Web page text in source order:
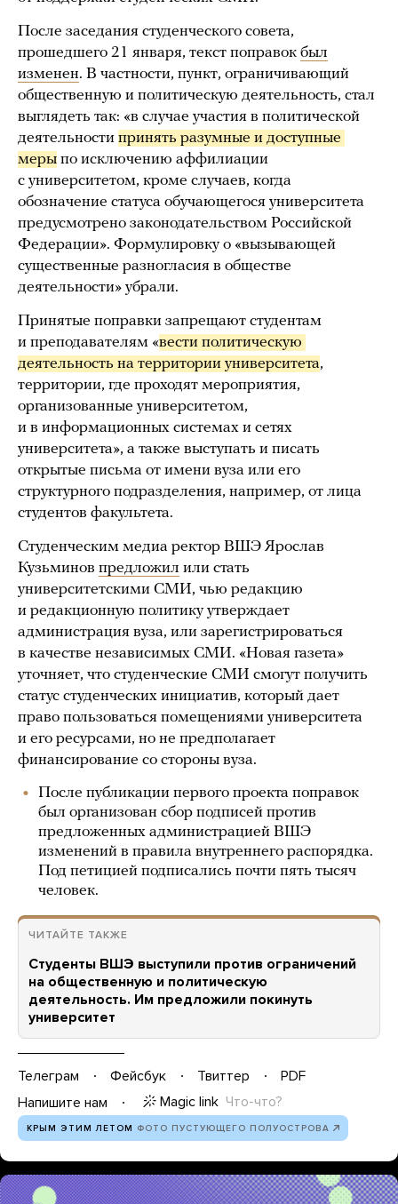
После заседания студенческого совета,
прошедшего 21 января, текст поправок был
изменен. В частности, пункт, ограничивающий
общественную и политическую деятельность, стал
выглядеть так: «в случае участия в политической
деятельности принять разумные и доступные
меры по исключению аффилиации
с университетом, кроме случаев, когда
обозначение статуса обучающегося университета
предусмотрено законодательством Российской
Федерации». Формулировку о «вызывающей
существенные разногласия в обществе
деятельности» убрали.
Принятые поправки запрещают студентам
и преподавателям «вести политическую
деятельность на территории университета,
территории, где проходят мероприятия,
организованные университетом,
и в информационных системах и сетях
университета», а также выступать и писать
открытые письма от имени вуза или его
структурного подразделения, например, от лица
студентов факультета.
Студенческим медиа ректор ВШЭ Ярослав
Кузьминов предложил или стать
университетскими СМИ, чью редакцию
и редакционную политику утверждает
администрация вуза, или зарегистрироваться
в качестве независимых СМИ. «Новая газета»
уточняет, что студенческие СМИ смогут получить
статус студенческих инициатив, который дает
право пользоваться помещениями университета
и его ресурсами, но не предполагает
финансирование со стороны вуза.
После публикации первого проекта поправок
был организован сбор подписей против
предложенных администрацией ВШЭ
изменений в правила внутреннего распорядка.
Под петицией подписались почти пять тысяч
человек.
ЧИТАЙТЕ ТАКЖЕ
Студенты ВШЭ выступили против ограничений
на общественную и политическую
деятельность. Им предложили покинуть
университет
Телеграм Фейсбук Твиттер
PDF
Напишите нам
Magic link Что-что?
КРЫМ ЭТИМ ЛЕТОМ ФОТО ПУСТУЮЩЕГО ПОЛУОСТРОВА